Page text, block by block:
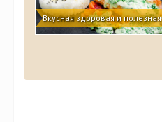
Вкусная здоровая и полезная
еда только в лучшем суши